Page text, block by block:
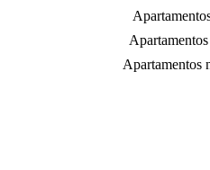
Apartamentos